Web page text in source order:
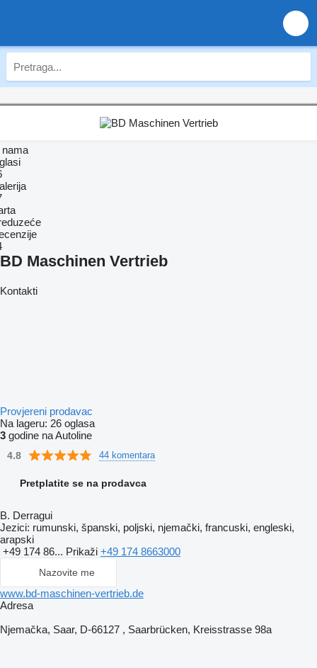
BD Maschinen Vertrieb
Kontakti
Provjereni prodavac
Na lageru: 26 oglasa
3 godine na Autoline
4.8 44 komentara
Pretplatite se na prodavca
B. Derragui
Jezici: rumunski, španski, poljski, njemački, francuski, engleski,
arapski
+49 174 86... Prikaži +49 174 8663000
Nazovite me
www.bd-maschinen-vertrieb.de
Adresa
Njemačka, Saar, D-66127 , Saarbrücken, Kreisstrasse 98a